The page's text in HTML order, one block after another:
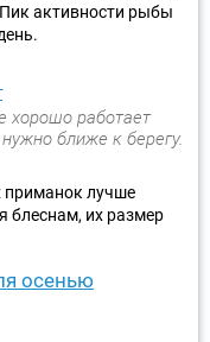
активности рыбы
хорошо работает
ближе к берегу.
приманок лучше
блеснам, их размер
осенью